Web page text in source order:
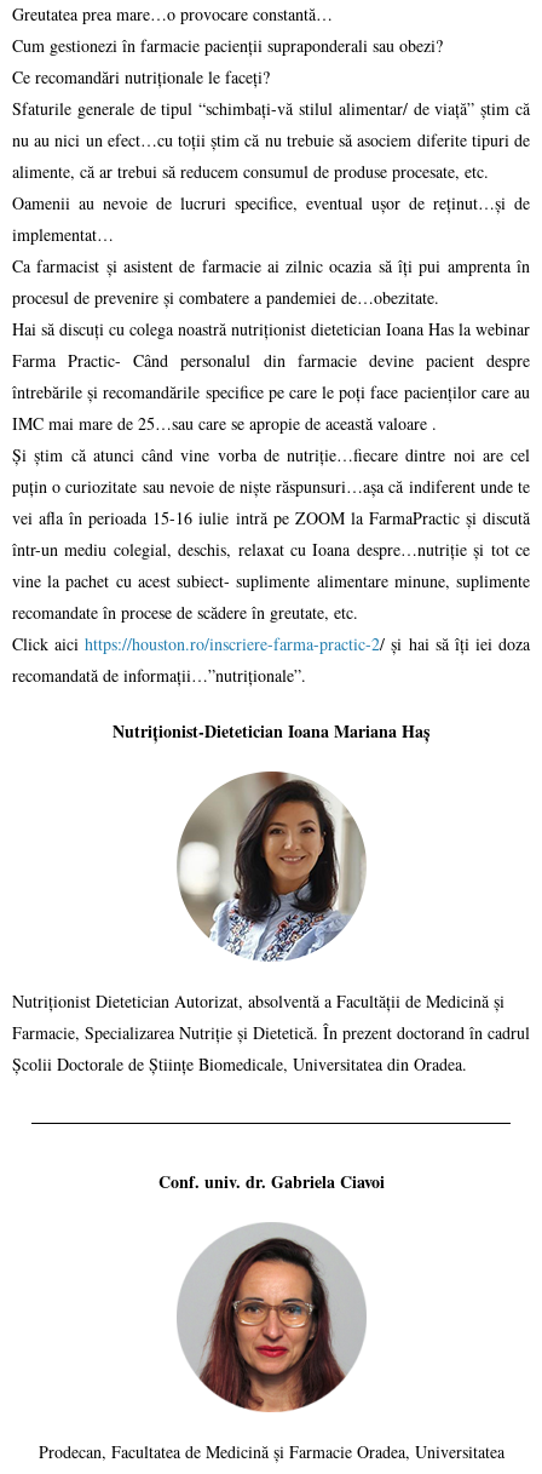
Greutatea prea mare…o provocare constantă…
Cum gestionezi în farmacie pacienții supraponderali sau obezi?
Ce recomandări nutriționale le faceți?
Sfaturile generale de tipul “schimbați-vă stilul alimentar/ de viață” știm că
nu au nici un efect…cu toții știm că nu trebuie să asociem diferite tipuri de
alimente, că ar trebui să reducem consumul de produse procesate, etc.
Oamenii au nevoie de lucruri specifice, eventual ușor de reținut…și de
implementat…
Ca farmacist și asistent de farmacie ai zilnic ocazia să îți pui amprenta în
procesul de prevenire și combatere a pandemiei de…obezitate.
Hai să discuți cu colega noastră nutriționist dietetician Ioana Has la webinar
Farma Practic- Când personalul din farmacie devine pacient despre
întrebările și recomandările specifice pe care le poți face pacienților care au
IMC mai mare de 25…sau care se apropie de această valoare .
Și știm că atunci când vine vorba de nutriție…fiecare dintre noi are cel
puțin o curiozitate sau nevoie de niște răspunsuri…așa că indiferent unde te
vei afla în perioada 15-16 iulie intră pe ZOOM la FarmaPractic și discută
într-un mediu colegial, deschis, relaxat cu Ioana despre…nutriție și tot ce
vine la pachet cu acest subiect- suplimente alimentare minune, suplimente
recomandate în procese de scădere în greutate, etc.
Click aicihttps://houston.ro/inscriere-farma-practic-2/ și hai să îți iei doza
recomandată de informații…”nutriționale”.
Nutriționist-Dietetician Ioana Mariana Haș
Nutriționist Dietetician Autorizat, absolventă a Facultății de Medicină și
Farmacie, Specializarea Nutriție și Dietetică. În prezent doctorand în cadrul
Școlii Doctorale de Științe Biomedicale, Universitatea din Oradea.
Conf. univ. dr. Gabriela Ciavoi
Prodecan, Facultatea de Medicină și Farmacie Oradea, Universitatea